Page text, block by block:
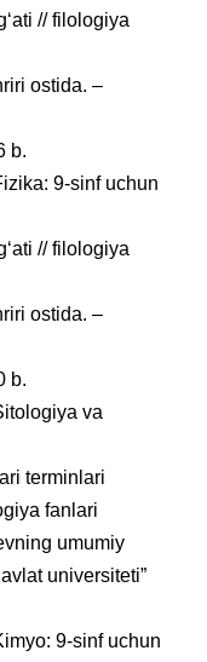
// filologiya
ostida. –
b.
9-sinf uchun
// filologiya
ostida. –
b.
va
terminlari
fanlari
umumiy
universiteti”
9-sinf uchun